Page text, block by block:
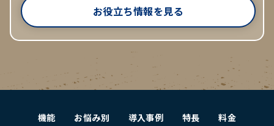
お役立ち情報を見る
機能 お悩み別 導入事例 特長
料金